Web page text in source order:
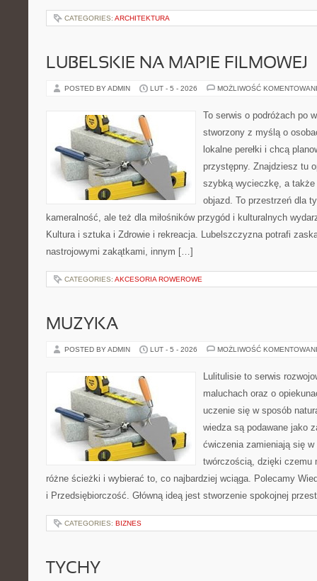
CATEGORIES: ARCHITEKTURA
LUBELSKIE NA MAPIE FILMOWEJ
POSTED BY ADMIN LUT - 5 - 2026 MOŻLIWOŚĆ
To serwis o podróżach po
stworzony z myślą o
lokalne perełki i chcą
przystępny. Znajdziesz tu
szybką wycieczkę, a także
objazd. To przestrzeń dla
kameralność, ale też dla miłośników przygód i kulturalnych
Kultura i sztuka i Zdrowie i rekreacja. Lubelszczyzna potrafi
nastrojowymi zakątkami, innym […]
CATEGORIES: AKCESORIA ROWEROWE
MUZYKA
POSTED BY ADMIN LUT - 5 - 2026 MOŻLIWOŚĆ
Lulitulisie to serwis
maluchach oraz o
uczenie się w sposób
wiedza są podawane jako
ćwiczenia zamieniają się
twórczością, dzięki czemu
różne ścieżki i wybierać to, co najbardziej wciąga. Polecamy
i Przedsiębiorczość. Główną ideą jest stworzenie spokojnej
CATEGORIES: BIZNES
TYCHY